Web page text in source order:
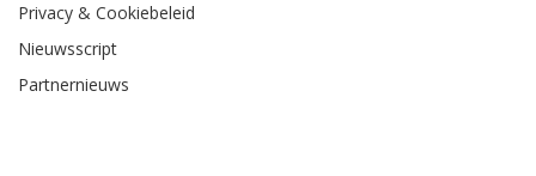
Privacy & Cookiebeleid
Nieuwsscript
Partnernieuws